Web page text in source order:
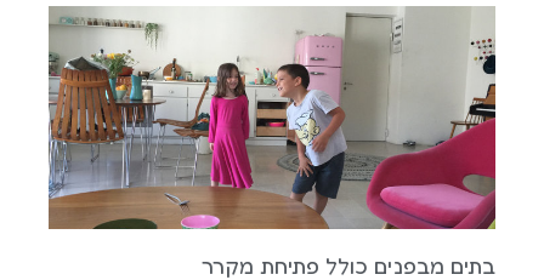
בתים מבפנים כולל פתיחת מקרר